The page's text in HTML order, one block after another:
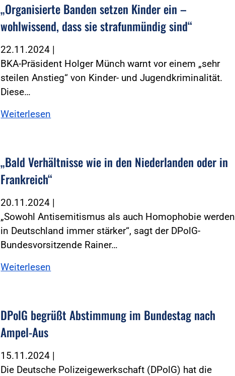
„Organisierte Banden setzen Kinder ein –
wohlwissend, dass sie strafunmündig sind“
22.11.2024 |
BKA-Präsident Holger Münch warnt vor einem „sehr
steilen Anstieg“ von Kinder- und Jugendkriminalität.
Diese…
Weiterlesen
„Bald Verhältnisse wie in den Niederlanden oder in
Frankreich“
20.11.2024 |
„Sowohl Antisemitismus als auch Homophobie werden
in Deutschland immer stärker“, sagt der DPolG-
Bundesvorsitzende Rainer…
Weiterlesen
DPolG begrüßt Abstimmung im Bundestag nach
Ampel-Aus
15.11.2024 |
Die Deutsche Polizeigewerkschaft (DPolG) hat die